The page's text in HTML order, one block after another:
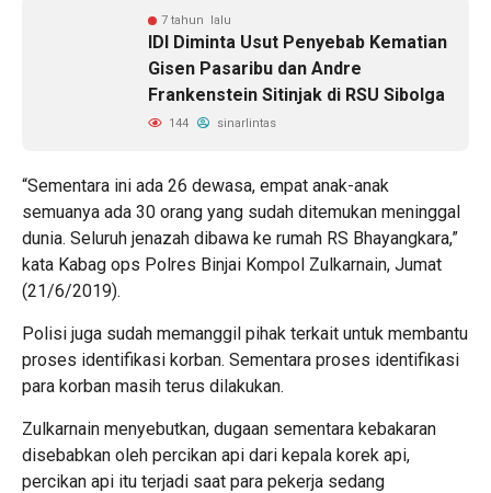
7 tahun lalu
IDI Diminta Usut Penyebab Kematian
Gisen Pasaribu dan Andre
Frankenstein Sitinjak di RSU Sibolga
144 sinarlintas
“Sementara ini ada 26 dewasa, empat anak-anak
semuanya ada 30 orang yang sudah ditemukan meninggal
dunia. Seluruh jenazah dibawa ke rumah RS Bhayangkara,”
kata Kabag ops Polres Binjai Kompol Zulkarnain, Jumat
(21/6/2019).
Polisi juga sudah memanggil pihak terkait untuk membantu
proses identifikasi korban. Sementara proses identifikasi
para korban masih terus dilakukan.
Zulkarnain menyebutkan, dugaan sementara kebakaran
disebabkan oleh percikan api dari kepala korek api,
percikan api itu terjadi saat para pekerja sedang